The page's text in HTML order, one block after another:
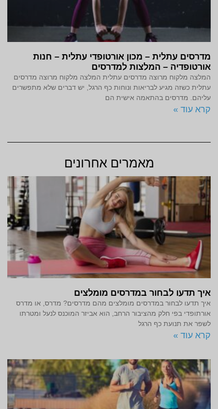
מדרסים עתלית – מכון אורטופדי עתלית – חנות
אורטופדיה – המלצות למדרסים
המלצה מלקוח מרוצה מדרסים עתלית המלצה מלקוח מרוצה מדרסים
עתלית כשזה מגיע לבריאות ונוחות כף הרגל, יש דברים שלא מתפשרים
עליהם. מדרסים בהתאמה אישית הם
קרא עוד »
מאמרים אחרונים
איך תדעו לבחור במדרסים מומלצים
איך תדעו לבחור במדרסים מומלצים מהם מדרסים? מדרס, או מדרס
אורתופדי בפי חלק מהציבור הרחב, הוא אביזר המוכנס לנעל ומטרתו
לשפר את תנועת כף הרגל
קרא עוד »